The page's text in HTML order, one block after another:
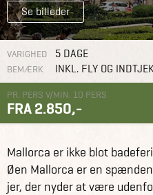
Se billeder
VARIGHED 5 DAGE
BEMÆRK INKL. FLY OG
PR. PERS V/MIN. 10 PERS
FRA 2.850,-
Mallorca er ikke blot
Øen Mallorca er en
jer, der nyder at være